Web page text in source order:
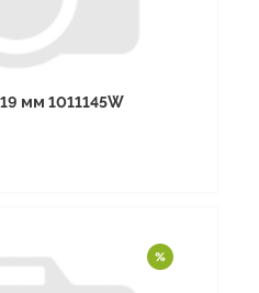
мм 1011145W